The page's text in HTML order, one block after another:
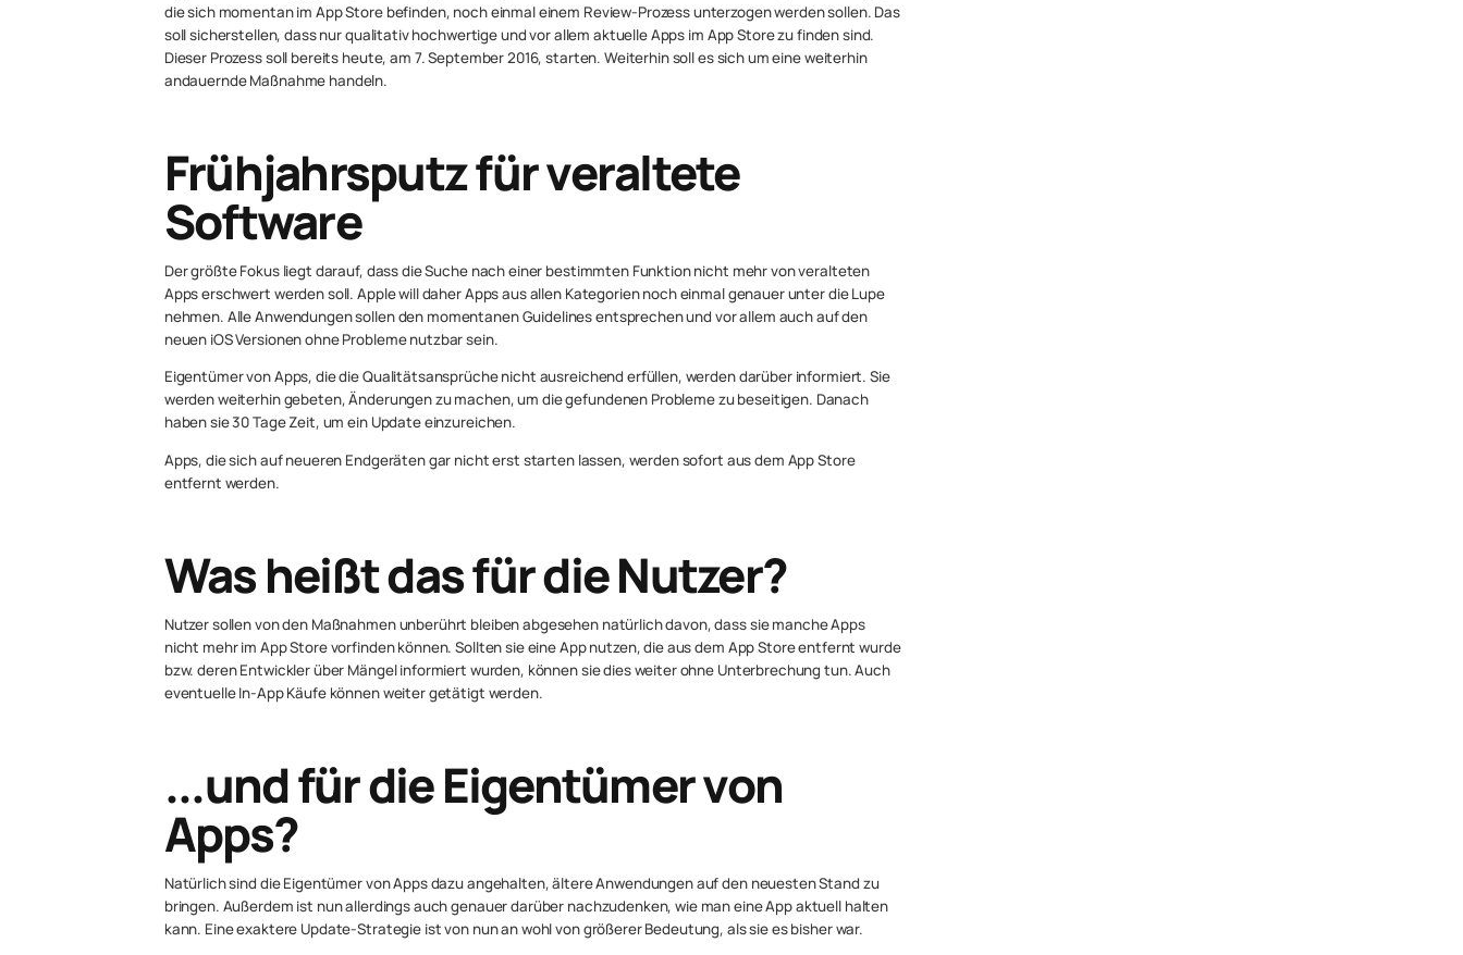
die sich momentan im App Store befinden, noch einmal einem Review-Prozess unterzogen werden sollen. Das
soll sicherstellen, dass nur qualitativ hochwertige und vor allem aktuelle Apps im App Store zu finden sind.
Dieser Prozess soll bereits heute, am 7. September 2016, starten. Weiterhin soll es sich um eine weiterhin
andauernde Maßnahme handeln.
Frühjahrsputz für veraltete
Software
Der größte Fokus liegt darauf, dass die Suche nach einer bestimmten Funktion nicht mehr von veralteten
Apps erschwert werden soll. Apple will daher Apps aus allen Kategorien noch einmal genauer unter die Lupe
nehmen. Alle Anwendungen sollen den momentanen Guidelines entsprechen und vor allem auch auf den
neuen iOS Versionen ohne Probleme nutzbar sein.
Eigentümer von Apps, die die Qualitätsansprüche nicht ausreichend erfüllen, werden darüber informiert. Sie
werden weiterhin gebeten, Änderungen zu machen, um die gefundenen Probleme zu beseitigen. Danach
haben sie 30 Tage Zeit, um ein Update einzureichen.
Apps, die sich auf neueren Endgeräten gar nicht erst starten lassen, werden sofort aus dem App Store
entfernt werden.
Was heißt das für die Nutzer?
Nutzer sollen von den Maßnahmen unberührt bleiben abgesehen natürlich davon, dass sie manche Apps
nicht mehr im App Store vorfinden können. Sollten sie eine App nutzen, die aus dem App Store entfernt wurde
bzw. deren Entwickler über Mängel informiert wurden, können sie dies weiter ohne Unterbrechung tun. Auch
eventuelle In-App Käufe können weiter getätigt werden.
...und für die Eigentümer von
Apps?
Natürlich sind die Eigentümer von Apps dazu angehalten, ältere Anwendungen auf den neuesten Stand zu
bringen. Außerdem ist nun allerdings auch genauer darüber nachzudenken, wie man eine App aktuell halten
kann. Eine exaktere Update-Strategie ist von nun an wohl von größerer Bedeutung, als sie es bisher war.